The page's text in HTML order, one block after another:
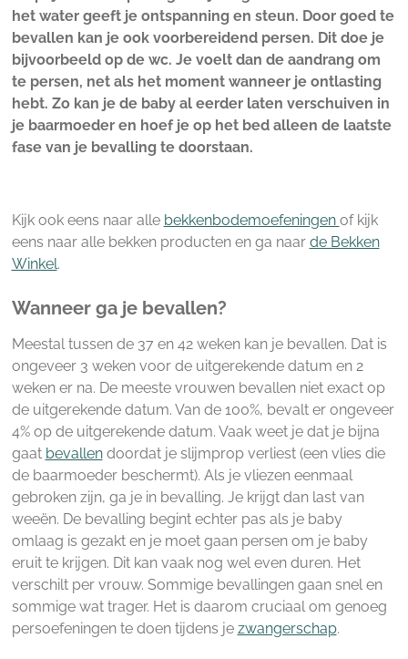
het water geeft je ontspanning en steun. Door goed te
bevallen kan je ook voorbereidend persen. Dit doe je
bijvoorbeeld op de wc. Je voelt dan de aandrang om
te persen, net als het moment wanneer je ontlasting
hebt. Zo kan je de baby al eerder laten verschuiven in
je baarmoeder en hoef je op het bed alleen de laatste
fase van je bevalling te doorstaan.
Kijk ook eens naar alle bekkenbodemoefeningen of kijk
eens naar alle bekken producten en ga naar de Bekken
Winkel.
Wanneer ga je bevallen?
Meestal tussen de 37 en 42 weken kan je bevallen. Dat is
ongeveer 3 weken voor de uitgerekende datum en 2
weken er na. De meeste vrouwen bevallen niet exact op
de uitgerekende datum. Van de 100%, bevalt er ongeveer
4% op de uitgerekende datum. Vaak weet je dat je bijna
gaat bevallendoordat je slijmprop verliest (een vlies die
de baarmoeder beschermt). Als je vliezen eenmaal
gebroken zijn, ga je in bevalling. Je krijgt dan last van
weeën. De bevalling begint echter pas als je baby
omlaag is gezakt en je moet gaan persen om je baby
eruit te krijgen. Dit kan vaak nog wel even duren. Het
verschilt per vrouw. Sommige bevallingen gaan snel en
sommige wat trager. Het is daarom cruciaal om genoeg
persoefeningen te doen tijdens je zwangerschap.